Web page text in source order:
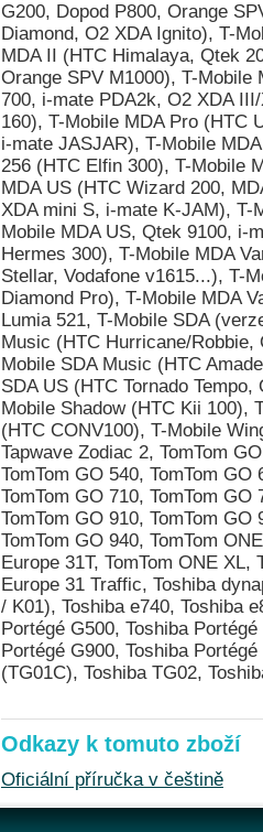
Odkazy k tomuto zboží
Oficiální příručka v češtině